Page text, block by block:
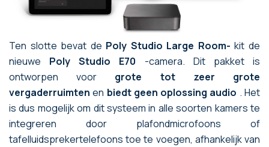
Ten slotte bevat de Poly Studio Large Room- kit de
nieuwe Poly Studio E70 -camera. Dit pakket is
ontworpen voor grote tot zeer grote
vergaderruimten en biedt geen oplossing audio . Het
is dus mogelijk om dit systeem in alle soorten kamers te
integreren door plafondmicrofoons of
tafelluidsprekertelefoons toe te voegen, afhankelijk van